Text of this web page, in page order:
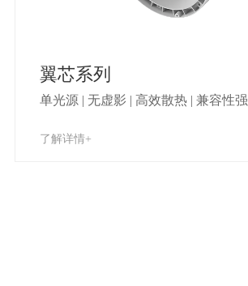
翼芯系列
单光源 | 无虚影 | 高效散热 | 兼容性强
了解详情+